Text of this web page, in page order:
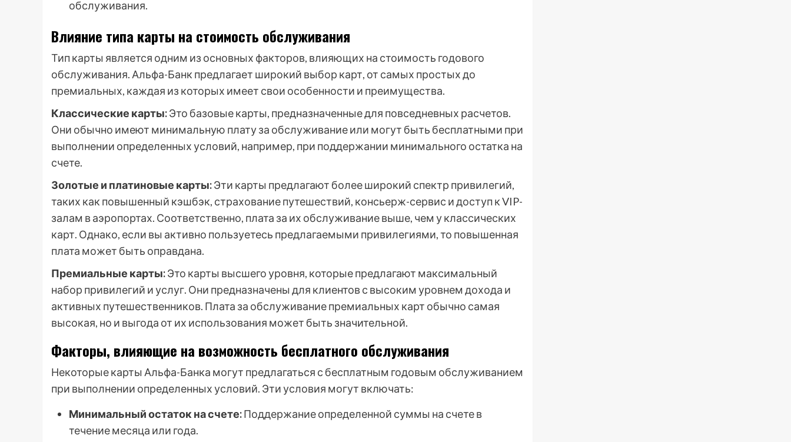
обслуживания.
Влияние типа карты на стоимость обслуживания
Тип карты является одним из основных факторов, влияющих на стоимость годового
обслуживания. Альфа-Банк предлагает широкий выбор карт, от самых простых до
премиальных, каждая из которых имеет свои особенности и преимущества.
Классические карты:Это базовые карты, предназначенные для повседневных расчетов.
Они обычно имеют минимальную плату за обслуживание или могут быть бесплатными при
выполнении определенных условий, например, при поддержании минимального остатка на
счете.
Золотые и платиновые карты:Эти карты предлагают более широкий спектр привилегий,
таких как повышенный кэшбэк, страхование путешествий, консьерж-сервис и доступ к VIP-
залам в аэропортах. Соответственно, плата за их обслуживание выше, чем у классических
карт. Однако, если вы активно пользуетесь предлагаемыми привилегиями, то повышенная
плата может быть оправдана.
Премиальные карты:Это карты высшего уровня, которые предлагают максимальный
набор привилегий и услуг. Они предназначены для клиентов с высоким уровнем дохода и
активных путешественников. Плата за обслуживание премиальных карт обычно самая
высокая, но и выгода от их использования может быть значительной.
Факторы, влияющие на возможность бесплатного обслуживания
Некоторые карты Альфа-Банка могут предлагаться с бесплатным годовым обслуживанием
при выполнении определенных условий. Эти условия могут включать:
Минимальный остаток на счете:Поддержание определенной суммы на счете в
течение месяца или года.